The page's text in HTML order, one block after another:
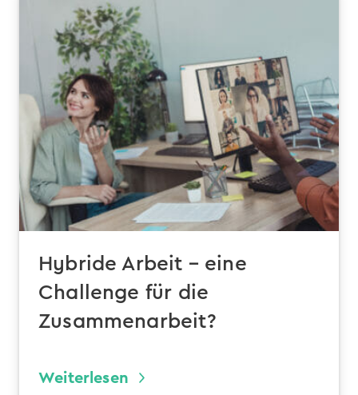
Hybride Arbeit – eine
Challenge für die
Zusammenarbeit?
Weiterlesen